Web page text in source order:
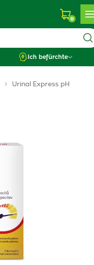
0
Ich befürchte
Urinal Express pH